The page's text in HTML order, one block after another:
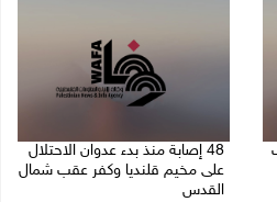
48 إصابة منذ بدء عدوان الاحتلال
على مخيم قلنديا وكفر عقب شمال
القدس